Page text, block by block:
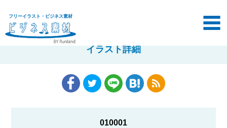
フリーイラスト・ビジネス素材
イラスト詳細
010001